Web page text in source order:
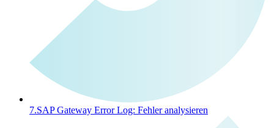
7.SAP Gateway Error Log: Fehler analysieren